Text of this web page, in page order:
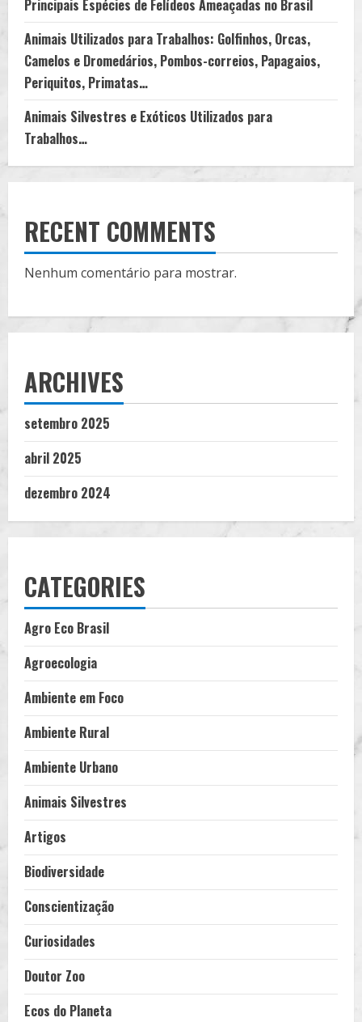
Principais Espécies de Felídeos Ameaçadas no Brasil
Animais Utilizados para Trabalhos: Golfinhos, Orcas,
Camelos e Dromedários, Pombos-correios, Papagaios,
Periquitos, Primatas…
Animais Silvestres e Exóticos Utilizados para
Trabalhos…
RECENT COMMENTS
Nenhum comentário para mostrar.
ARCHIVES
setembro 2025
abril 2025
dezembro 2024
CATEGORIES
Agro Eco Brasil
Agroecologia
Ambiente em Foco
Ambiente Rural
Ambiente Urbano
Animais Silvestres
Artigos
Biodiversidade
Conscientização
Curiosidades
Doutor Zoo
Ecos do Planeta